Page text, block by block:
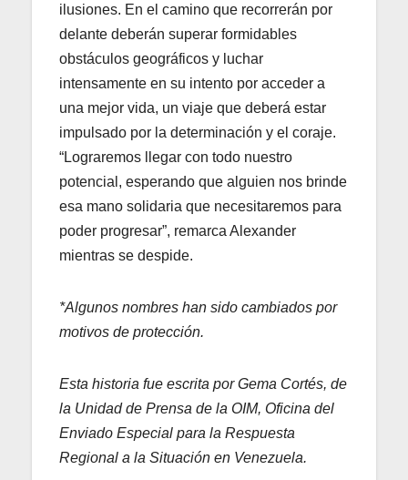
ilusiones. En el camino que recorrerán por
delante deberán superar formidables
obstáculos geográficos y luchar
intensamente en su intento por acceder a
una mejor vida, un viaje que deberá estar
impulsado por la determinación y el coraje.
“Lograremos llegar con todo nuestro
potencial, esperando que alguien nos brinde
esa mano solidaria que necesitaremos para
poder progresar”, remarca Alexander
mientras se despide.
*Algunos nombres han sido cambiados por
motivos de protección.
Esta historia fue escrita por Gema Cortés, de
la Unidad de Prensa de la OIM, Oficina del
Enviado Especial para la Respuesta
Regional a la Situación en Venezuela.